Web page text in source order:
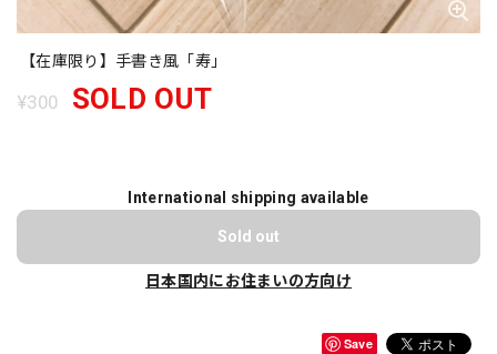
【在庫限り】手書き風「寿」
¥300 SOLD OUT
International shipping available
Sold out
日本国内にお住まいの方向け
Save